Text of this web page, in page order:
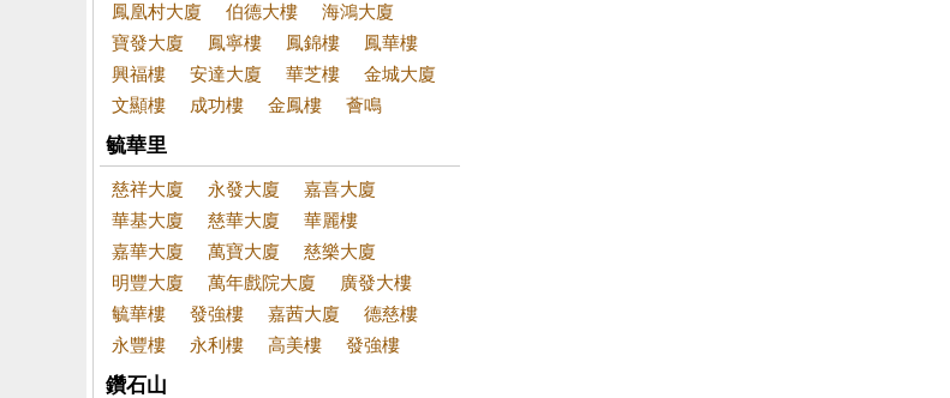
鳳凰村大廈
伯德大樓
海鴻大廈
寶發大廈
鳳寧樓 鳳錦樓
鳳華樓
興福樓
安達大廈 華芝樓
金城大廈
文顯樓
成功樓 金鳳樓 薈鳴
毓華里
慈祥大廈 永發大廈
嘉喜大廈
華基大廈
慈華大廈
華麗樓
嘉華大廈
萬寶大廈
慈樂大廈
明豐大廈
萬年戲院大廈
廣發大樓
毓華樓
發強樓 嘉茜大廈
德慈樓
永豐樓
永利樓 高美樓 發強樓
鑽石山